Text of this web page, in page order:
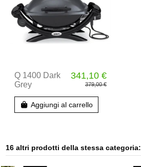
Q 1400 Dark
Grey
341,10 €
379,00 €
Aggiungi al carrello
16 altri prodotti della stessa categoria: